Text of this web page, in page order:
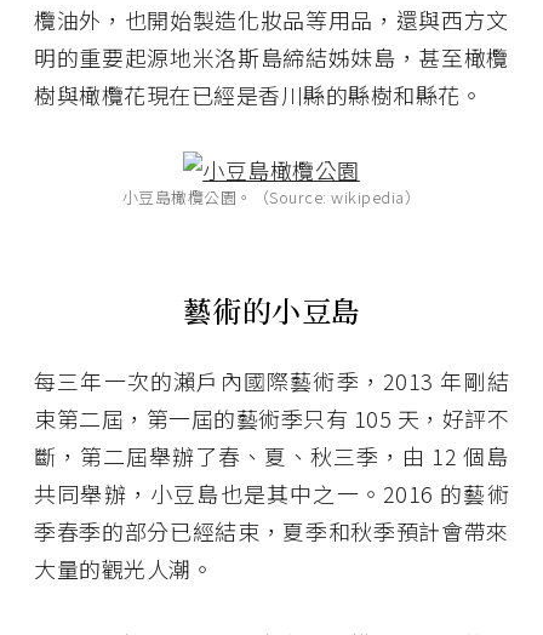
欖油外，也開始製造化妝品等用品，還與西方文
明的重要起源地米洛斯島締結姊妹島，甚至橄欖
樹與橄欖花現在已經是香川縣的縣樹和縣花。
小豆島橄欖公園。（Source: wikipedia）
藝術的小豆島
每三年一次的瀨戶內國際藝術季，2013 年剛結
束第二屆，第一屆的藝術季只有 105 天，好評不
斷，第二屆舉辦了春、夏、秋三季，由 12 個島
共同舉辦，小豆島也是其中之一。2016 的藝術
季春季的部分已經結束，夏季和秋季預計會帶來
大量的觀光人潮。